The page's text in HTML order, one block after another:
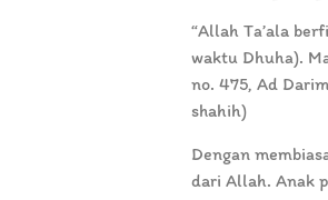
“Allah Ta’ala
waktu Dhuha).
no. 475, Ad
shahih)
Dengan
dari Allah. Anak